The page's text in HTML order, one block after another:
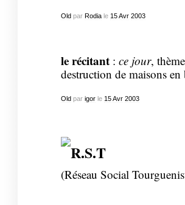
Oldpar Rodiale 15 Avr 2003
le récitant: ce jour,
destruction de maisons en
Oldpar igorle 15 Avr 2003
R.S.T
(Réseau Social